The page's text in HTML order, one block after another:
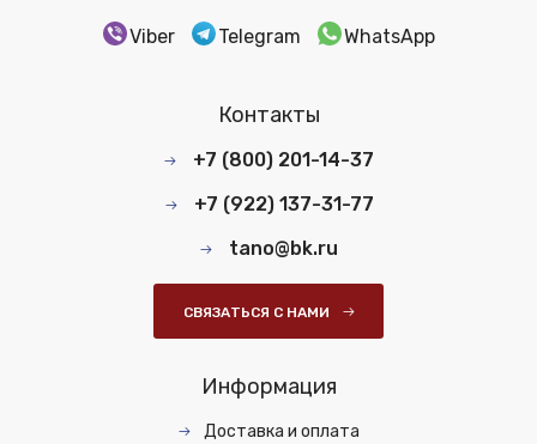
Viber Telegram WhatsApp
Контакты
+7 (800) 201-14-37
+7 (922) 137-31-77
tano@bk.ru
СВЯЗАТЬСЯ С НАМИ
Информация
Доставка и оплата